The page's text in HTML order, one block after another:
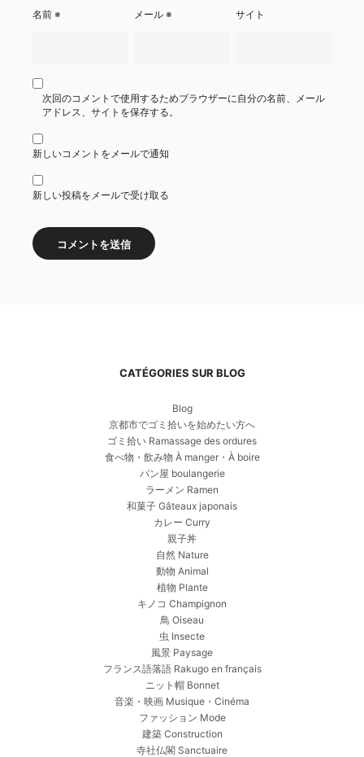
名前 ※ メール※ サイト
次回のコメントで使用するためブラウザーに自分の名前、メール
アドレス、サイトを保存する。
新しいコメントをメールで通知
新しい投稿をメールで受け取る
CATÉGORIES SUR BLOG
Blog
京都市でゴミ拾いを始めたい方へ
ゴミ拾い Ramassage des ordures
食べ物・飲み物 À manger・À boire
パン屋 boulangerie
ラーメン Ramen
和菓子 Gâteaux japonais
カレー Curry
親子丼
自然 Nature
動物 Animal
植物 Plante
キノコ Champignon
鳥 Oiseau
虫 Insecte
風景 Paysage
フランス語落語 Rakugo en français
ニット帽 Bonnet
音楽・映画 Musique・Cinéma
ファッション Mode
建築 Construction
寺社仏閣 Sanctuaire